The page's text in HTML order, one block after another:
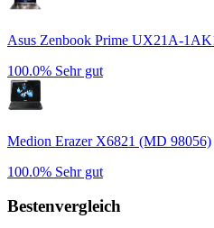
Asus Zenbook Prime UX21A-
100.0% Sehr gut
Medion Erazer X6821 (MD 98056)
100.0% Sehr gut
Bestenvergleich